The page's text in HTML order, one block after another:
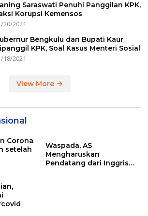
Saraswati Penuhi Panggilan KPK,
Korupsi Kemensos
20/2021
Bengkulu dan Bupati Kaur
KPK, Soal Kasus Menteri Sosial
18/2021
View More
Corona
setelah
Waspada, AS
Mengharuskan
Pendatang dari Inggris